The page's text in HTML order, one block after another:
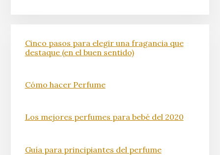
Cinco pasos para elegir una fragancia que
destaque (en el buen sentido)
Cómo hacer Perfume
Los mejores perfumes para bebé del 2020
Guía para principiantes del perfume